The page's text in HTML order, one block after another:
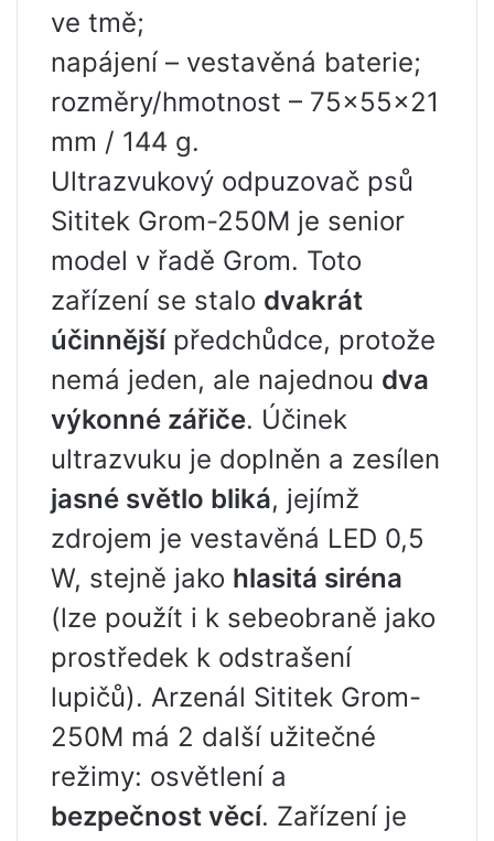
ve tmě;
napájení – vestavěná baterie;
rozměry/hmotnost – 75x55x21
mm / 144 g.
Ultrazvukový odpuzovač psů
Sititek Grom-250M je senior
model v řadě Grom. Toto
zařízení se stalo dvakrát
účinnějšípředchůdce, protože
nemá jeden, ale najednou dva
výkonné zářiče. Účinek
ultrazvuku je doplněn a zesílen
jasné světlo bliká, jejímž
zdrojem je vestavěná LED 0,5
W, stejně jako hlasitá siréna
(lze použít i k sebeobraně jako
prostředek k odstrašení
lupičů). Arzenál Sititek Grom-
250M má 2 další užitečné
režimy: osvětlení a
bezpečnost věcí. Zařízení je